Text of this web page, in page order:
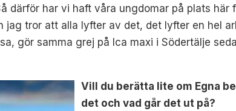
därför har vi haft våra ungdomar på plats här
tror att alla lyfter av det, det lyfter en hel
gör samma grej på Ica maxi i Södertälje
Vill du berätta lite om Egna
det och vad går det ut på?